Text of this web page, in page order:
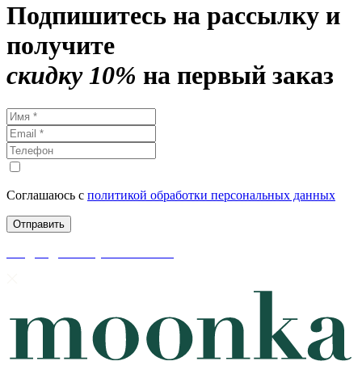
Подпишитесь на рассылку и
получите
скидку 10% на первый заказ
Соглашаюсь с политикой обработки персональных данных